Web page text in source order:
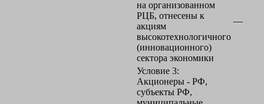
на организованном
РЦБ, отнесены к
акциям
высокотехнологичного
(инновационного)
сектора экономики
—
Условие 3:
Акционеры - РФ,
субъекты РФ,